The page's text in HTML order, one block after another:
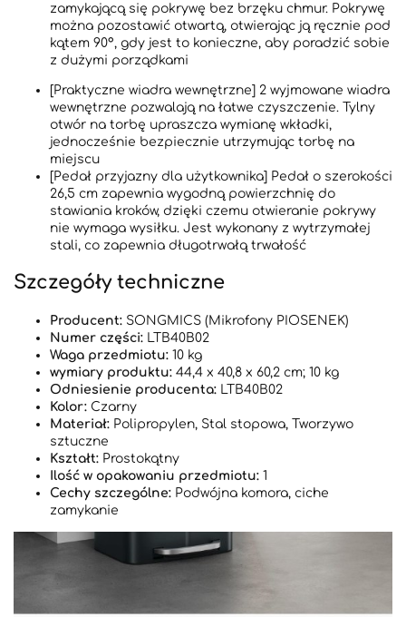
zamykającą się pokrywę bez brzęku chmur. Pokrywę
można pozostawić otwartą, otwierając ją ręcznie pod
kątem 90°, gdy jest to konieczne, aby poradzić sobie
z dużymi porządkami
[Praktyczne wiadra wewnętrzne] 2 wyjmowane wiadra
wewnętrzne pozwalają na łatwe czyszczenie. Tylny
otwór na torbę upraszcza wymianę wkładki,
jednocześnie bezpiecznie utrzymując torbę na
miejscu
[Pedał przyjazny dla użytkownika] Pedał o szerokości
26,5 cm zapewnia wygodną powierzchnię do
stawiania kroków, dzięki czemu otwieranie pokrywy
nie wymaga wysiłku. Jest wykonany z wytrzymałej
stali, co zapewnia długotrwałą trwałość
Szczegóły techniczne
Producent: SONGMICS (Mikrofony PIOSENEK)
Numer części: LTB40B02
Waga przedmiotu: 10 kg
wymiary produktu: 44,4 x 40,8 x 60,2 cm; 10 kg
Odniesienie producenta: LTB40B02
Kolor: Czarny
Materiał: Polipropylen, Stal stopowa, Tworzywo
sztuczne
Kształt: Prostokątny
Ilość w opakowaniu przedmiotu: 1
Cechy szczególne: Podwójna komora, ciche
zamykanie